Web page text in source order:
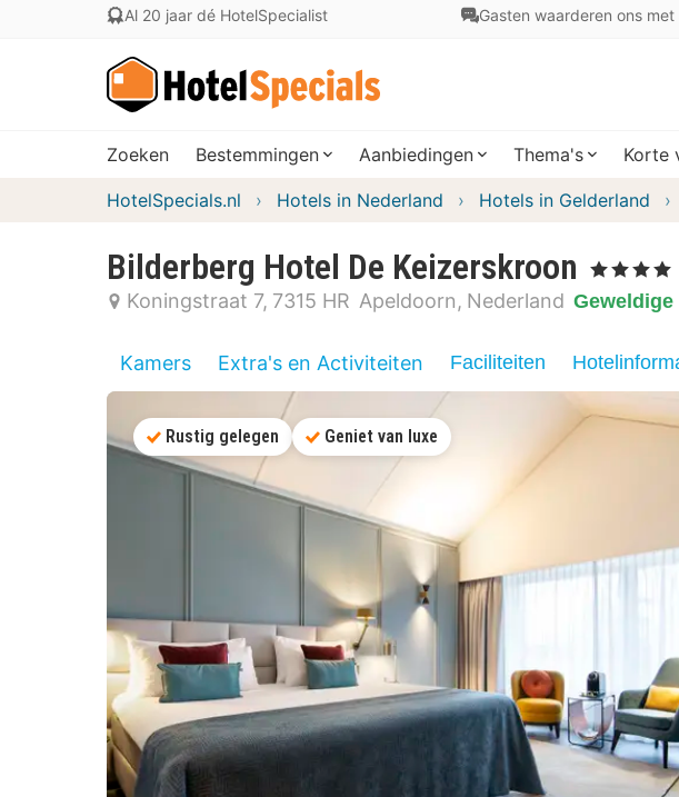
Al 20 jaar dé HotelSpecialist Gasten waarderen ons
Zoeken Bestemmingen Aanbiedingen Thema's Korte
HotelSpecials.nl Hotels in Nederland Hotels in Gelderland
Bilderberg Hotel De Keizerskroon , 4 Sterren
Koningstraat 7 7315 HR Apeldoorn Nederland
Kamers Extra's en Activiteiten Faciliteiten
Rustig gelegen Geniet van luxe